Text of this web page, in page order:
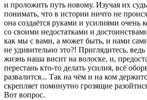
и проложить путь новому. Изучая их
понимать, что в истории ничто не
она создаётся руками и усилиями очень
со своими недостатками и
как мы с вами, а может быть, и нами
не удивительно это?! Приглядитесь, ведь
жизнь наша висит на волоске, и,
перестань кто-то делать усилия, всё
развалится... Так на чём и на ком
скрепляет поминутно грозящие
Вот вопрос.